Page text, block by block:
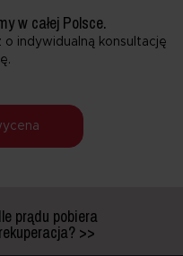
w całej Polsce.
o indywidualną konsultację
Ile prądu pobiera
rekuperacja? >>